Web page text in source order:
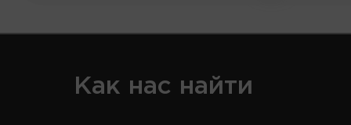
Как нас найти